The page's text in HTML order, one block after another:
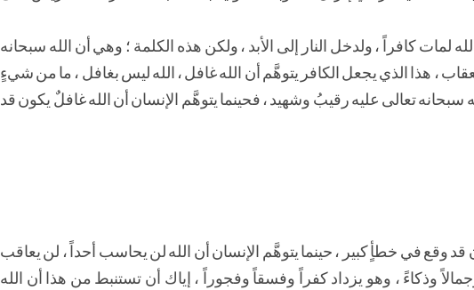
لمات كافراً ، ولدخل النار إلى الأبد ، ولكن هذه الكلمة ؛ وهي أن الله سبحانه
، هذا الذي يجعل الكافر يتوهَّم أن الله غافل ، الله ليس بغافل ، ما من شيءٍ
تعالى عليه رقيبُ وشهيد ، فحينما يتوهَّم الإنسان أن الله غافلٌ يكون قد
وقع في خطأٍ كبير ، حينما يتوهَّم الإنسان أن الله لن يحاسب أحداً ، لن يعاقب
وذكاءً ، وهو يزداد كفراً وفسقاً وفجوراً ، إياك أن تستنبط من هذا أن الله